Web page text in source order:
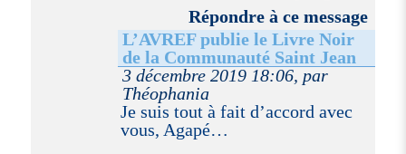
Répondre à ce message
L’AVREF publie le Livre Noir
de la Communauté Saint Jean
3 décembre 2019 18:06, par
Théophania
Je suis tout à fait d’accord avec
vous, Agapé…